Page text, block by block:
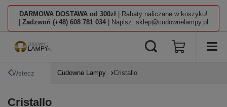
DARMOWA DOSTAWA od 300zł | Rabaty naliczane w koszyku!
Zadzwoń (+48) 608 781 034 | Napisz: sklep@cudownelampy.pl
Wstecz Cudowne Lampy Cristallo
Cristallo